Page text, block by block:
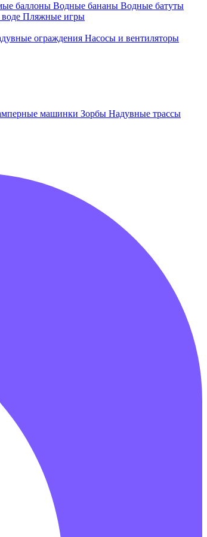
баллоны Водные бананы Водные батуты
Пляжные игры
ограждения Насосы и вентиляторы
машинки Зорбы Надувные трассы